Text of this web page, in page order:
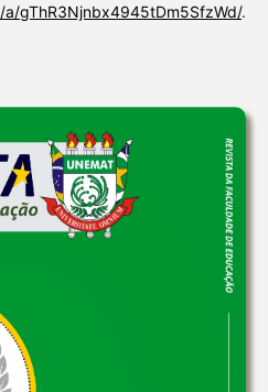
gThR3Njnbx4945tDm5SfzWd/.